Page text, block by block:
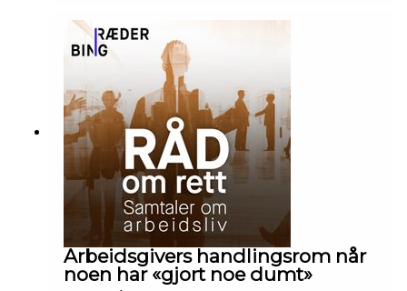
konkrete HMS-regler. Hva bør vi gjøre på forhånd,
hva kan skje og hva kan vi gjøre etterpå?
Arbeidsgivers handlingsrom når
noen har «gjort noe dumt»